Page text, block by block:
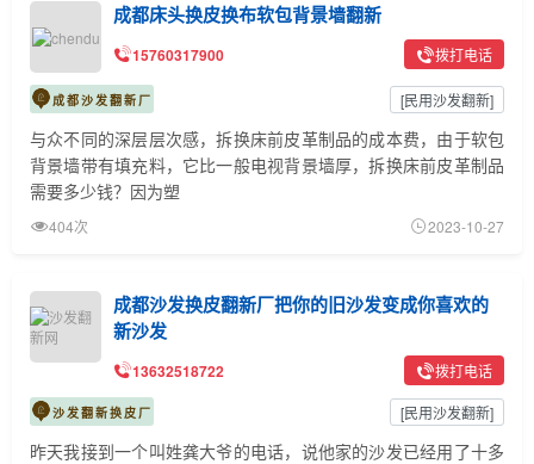
成都床头换皮换布软包背景墙翻新
15760317900 拨打电话
成都沙发翻新厂 [民用沙发翻新]
与众不同的深层层次感，拆换床前皮革制品的成本费，由于软包
背景墙带有填充料，它比一般电视背景墙厚，拆换床前皮革制品
需要多少钱？因为塑
404次 2023-10-27
成都沙发换皮翻新厂把你的旧沙发变成你喜欢的
新沙发
13632518722 拨打电话
沙发翻新换皮厂 [民用沙发翻新]
昨天我接到一个叫姓龚大爷的电话，说他家的沙发已经用了十多